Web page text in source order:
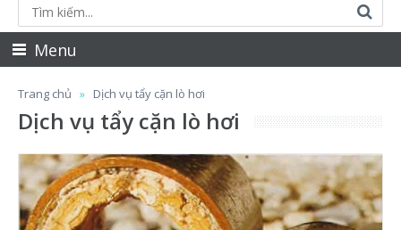
Menu
Trang chủ Dịch vụ tẩy cặn lò hơi
Dịch vụ tẩy cặn lò hơi